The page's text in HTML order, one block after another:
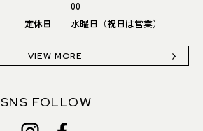
00
定休日
水曜日（祝日は営業）
VIEW MORE
SNS FOLLOW